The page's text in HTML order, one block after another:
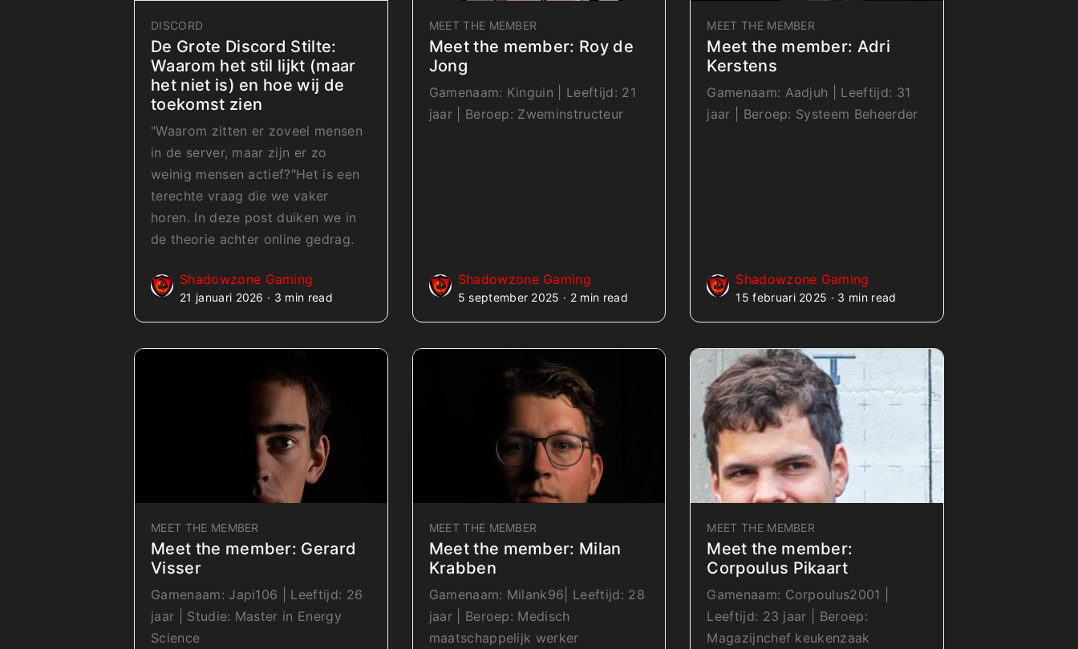
DISCORD
De Grote Discord Stilte:
Waarom het stil lijkt (maar
het niet is) en hoe wij de
toekomst zien
"Waarom zitten er zoveel mensen
in de server, maar zijn er zo
weinig mensen actief?"Het is een
terechte vraag die we vaker
horen. In deze post duiken we in
de theorie achter online gedrag.
Shadowzone Gaming
21 januari 2026 · 3 min read
MEET THE MEMBER
Meet the member: Roy de
Jong
Gamenaam: Kinguin | Leeftijd: 21
jaar | Beroep: Zweminstructeur
Shadowzone Gaming
5 september 2025 · 2 min read
MEET THE MEMBER
Meet the member: Adri
Kerstens
Gamenaam: Aadjuh | Leeftijd: 31
jaar | Beroep: Systeem Beheerder
Shadowzone Gaming
15 februari 2025 · 3 min read
MEET THE MEMBER
Meet the member: Gerard
Visser
Gamenaam: Japi106 | Leeftijd: 26
jaar | Studie: Master in Energy
Science
MEET THE MEMBER
Meet the member: Milan
Krabben
Gamenaam: Milank96| Leeftijd: 28
jaar | Beroep: Medisch
maatschappelijk werker
MEET THE MEMBER
Meet the member:
Corpoulus Pikaart
Gamenaam: Corpoulus2001 |
Leeftijd: 23 jaar | Beroep:
Magazijnchef keukenzaak